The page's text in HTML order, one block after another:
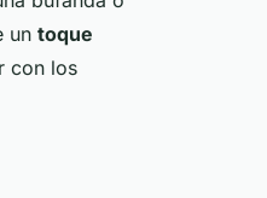
un toque
con los